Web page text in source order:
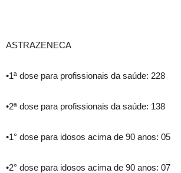
ASTRAZENECA
•1ª dose para profissionais da saúde: 228
•2ª dose para profissionais da saúde: 138
•1° dose para idosos acima de 90 anos: 05
•2° dose para idosos acima de 90 anos: 07